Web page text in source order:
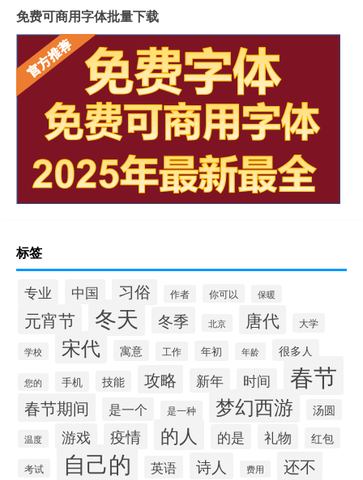
免费可商用字体批量下载
标签
专业 中国 习俗 作者 你可以 保暖
元宵节 冬天 冬季 北京 唐代 大学
学校 宋代 寓意 工作 年初 年龄 很多人
您的 手机 技能 攻略 新年 时间 春节
春节期间 是一个 是一种 梦幻西游 汤圆
温度 游戏 疫情 的人 的是 礼物 红包
考试 自己的 英语 诗人 费用 还不